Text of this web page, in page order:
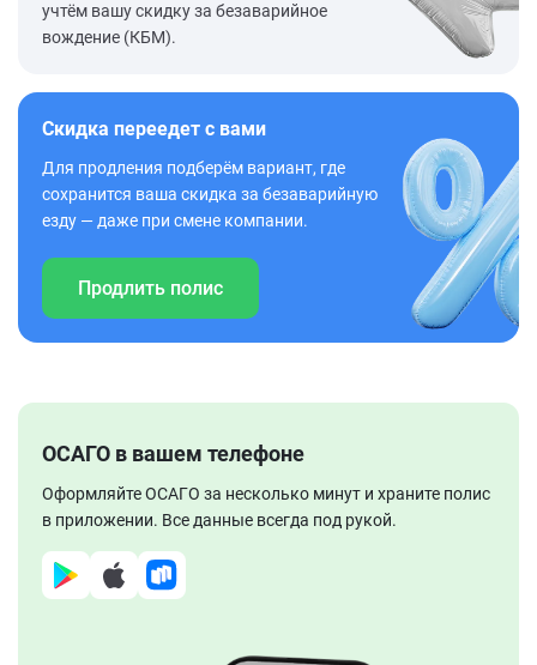
учтём вашу скидку за безаварийное
вождение (КБМ).
Скидка переедет с вами
Для продления подберём вариант, где
сохранится ваша скидка за безаварийную
езду — даже при смене компании.
Продлить полис
ОСАГО в вашем телефоне
Оформляйте ОСАГО за несколько минут и храните полис
в приложении. Все данные всегда под рукой.